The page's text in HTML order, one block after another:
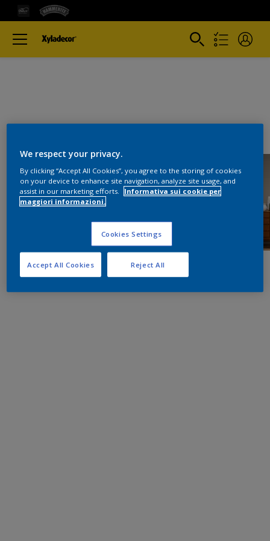
We respect your privacy.
By clicking “Accept All Cookies”, you agree to the storing of cookies
on your device to enhance site navigation, analyze site usage, and
assist in our marketing efforts.
Informativa sui cookie per
maggiori informazioni.
Cookies Settings
Reject All
Accept All Cookies